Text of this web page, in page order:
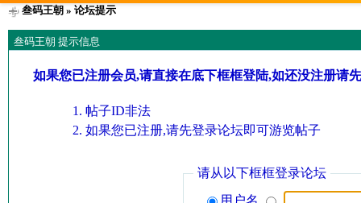
叁码王朝 » 论坛提示
叁码王朝 提示信息
如果您已注册会员,请直接在底下框框登陆,如还没注册请
帖子ID非法
如果您已注册,请先登录论坛即可游览帖子
请从以下框框登录论坛
用户名